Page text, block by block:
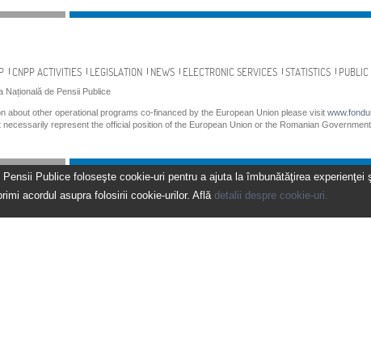
CNPP ACTIVITIES LEGISLATION NEWS ELECTRONIC SERVICES STATISTICS
Națională de Pensii Publice
about other operational programs co-financed by the European Union please visit
necessarily represent the official position of the European Union or the Romanian Government
Pensii Publice foloseşte cookie-uri pentru a ajuta la îmbunătăţirea experienţei
acordul asupra folosirii cookie-urilor. Află detalii despre cookie-uri.